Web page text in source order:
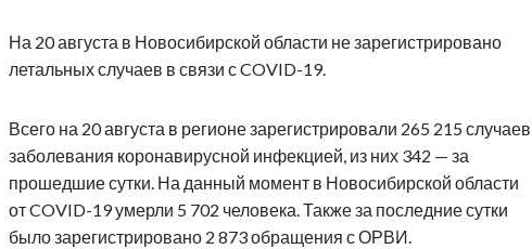
На 20 августа в Новосибирской области не зарегистрировано
летальных случаев в связи с COVID-19.
Всего на 20 августа в регионе зарегистрировали 265 215 случаев
заболевания коронавирусной инфекцией, из них 342 — за
прошедшие сутки. На данный момент в Новосибирской области
от COVID-19 умерли 5 702 человека. Также за последние сутки
было зарегистрировано 2 873 обращения с ОРВИ.